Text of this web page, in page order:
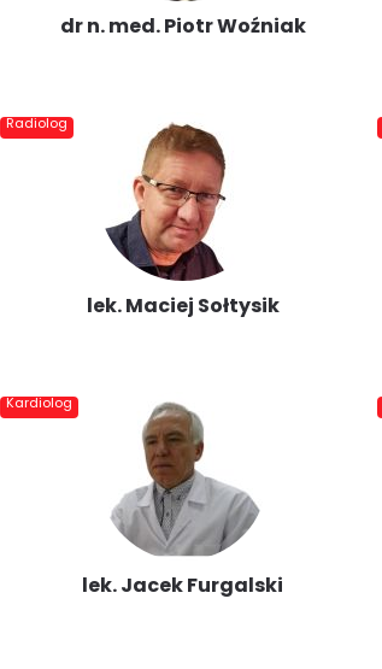
dr n. med. Piotr Woźniak
Radiolog
lek. Maciej Sołtysik
Kardiolog
lek. Jacek Furgalski